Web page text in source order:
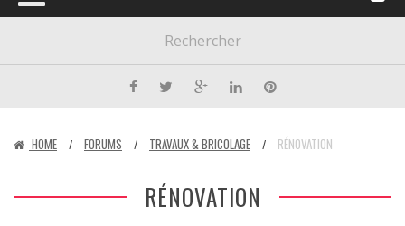
HOME / FORUMS / TRAVAUX & BRICOLAGE / RÉNOVATION
RÉNOVATION